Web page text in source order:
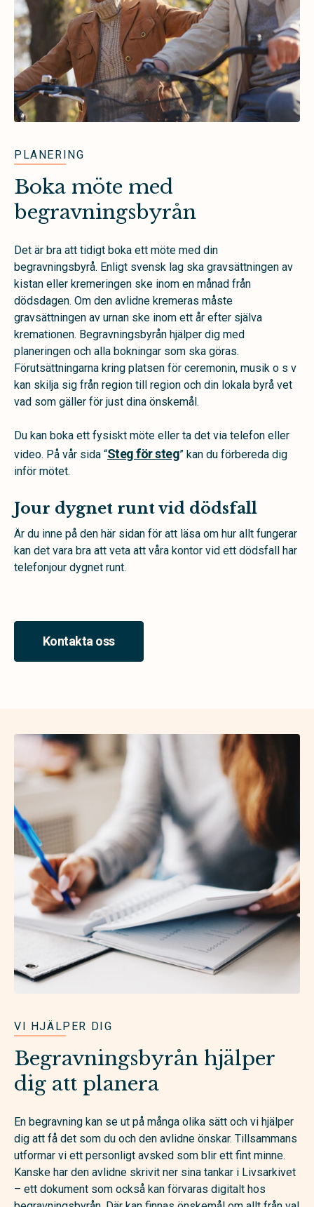
PLANERING
Boka möte med
begravningsbyrån
Det är bra att tidigt boka ett möte med din
begravningsbyrå. Enligt svensk lag ska gravsättningen av
kistan eller kremeringen ske inom en månad från
dödsdagen. Om den avlidne kremeras måste
gravsättningen av urnan ske inom ett år efter själva
kremationen. Begravningsbyrån hjälper dig med
planeringen och alla bokningar som ska göras.
Förutsättningarna kring platsen för ceremonin, musik o s v
kan skilja sig från region till region och din lokala byrå vet
vad som gäller för just dina önskemål.
Du kan boka ett fysiskt möte eller ta det via telefon eller
video. På vår sida “Steg för steg” kan du förbereda dig
inför mötet.
Jour dygnet runt vid dödsfall
Är du inne på den här sidan för att läsa om hur allt fungerar
kan det vara bra att veta att våra kontor vid ett dödsfall har
telefonjour dygnet runt.
Kontakta oss
VI HJÄLPER DIG
Begravningsbyrån hjälper
dig att planera
En begravning kan se ut på många olika sätt och vi hjälper
dig att få det som du och den avlidne önskar. Tillsammans
utformar vi ett personligt avsked som blir ett fint minne.
Kanske har den avlidne skrivit ner sina tankar i Livsarkivet
– ett dokument som också kan förvaras digitalt hos